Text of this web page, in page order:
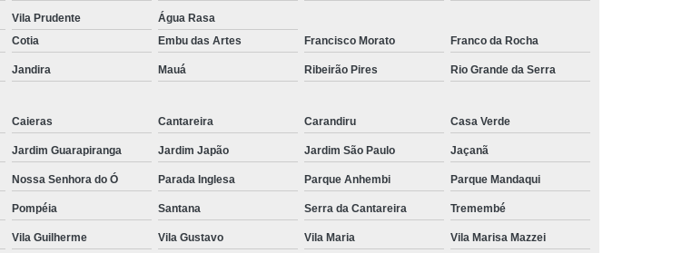
Salada de Frutas no Pote
Salada de Fruta para Empresas
Salada de Fruta para Encomenda de Empresa
Salada de Fruta para Entrega em Empresa
Salada de Fruta para Entrega em Escritório
Salada de Fruta para Escritório
Salada de Fruta para Estoque de Empresa
Salada de Frutas Naturais para Empresa
Salada de Frutas para Empresa
Salada de Frutas para Escritórios
Vila Prudente
Água Rasa
Cotia Embu das Artes Francisco Morato Franco da Rocha
Jandira Mauá Ribeirão Pires Rio Grande da Serra
Caieras Cantareira Carandiru Casa Verde
Jardim Guarapiranga Jardim Japão Jardim São Paulo Jaçanã
Nossa Senhora do Ó Parada Inglesa Parque Anhembi Parque Mandaqui
Pompéia Santana Serra da Cantareira Tremembé
Vila Guilherme Vila Gustavo Vila Maria Vila Marisa Mazzei